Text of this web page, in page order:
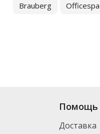
Brauberg
. В ассортименте интернет-
корзину для дальнейшего
клиентов - скидка,
Помощь
Доставка